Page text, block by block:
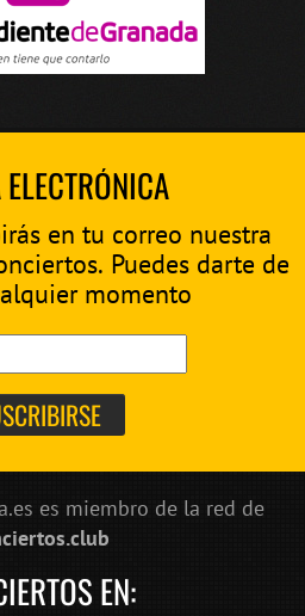
en tu correo nuestra
Puedes darte de
momento
es miembro de la red de
EN: